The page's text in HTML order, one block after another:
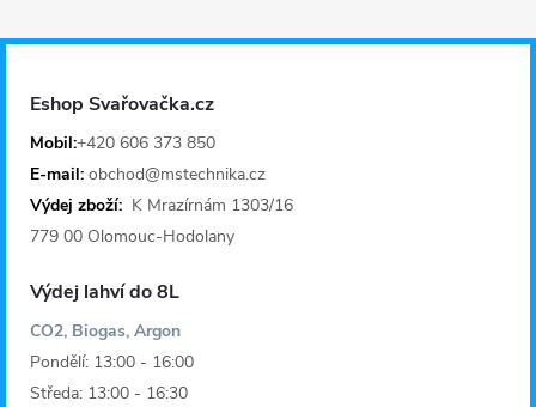
p
Eshop Svařovačka.cz
Mobil:+420 606 373 850
E-mail: obchod@mstechnika.cz
Výdej zboží: K Mrazírnám 1303/16
779 00 Olomouc-Hodolany
Výdej lahví do 8L
CO2, Biogas, Argon
Pondělí: 13:00 - 16:00
Středa: 13:00 - 16:30